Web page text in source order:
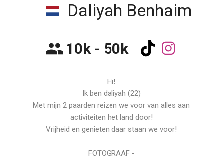
Daliyah Benhaim
10k - 50k
Hi!
Ik ben daliyah (22)
Met mijn 2 paarden reizen we voor van alles aan
activiteiten het land door!
Vrijheid en genieten daar staan we voor!
FOTOGRAAF -